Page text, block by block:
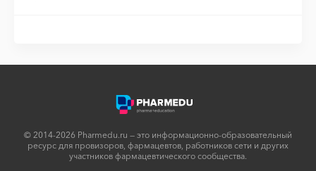
© 2014-2026 Pharmedu.ru — это информационно-образовательный
ресурс для провизоров, фармацевтов, работников сети и других
участников фармацевтического сообщества.